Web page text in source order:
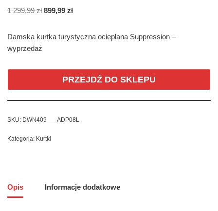
1 299,99zł 899,99 zł
Damska kurtka turystyczna ocieplana Suppression –
wyprzedaż
PRZEJDŹ DO SKLEPU
SKU: DWN409___ADP08L
Kategoria: Kurtki
Opis Informacje dodatkowe